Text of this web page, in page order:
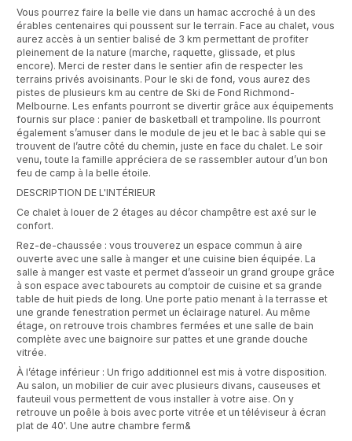
Vous pourrez faire la belle vie dans un hamac accroché à un des
érables centenaires qui poussent sur le terrain. Face au chalet, vous
aurez accès à un sentier balisé de 3 km permettant de profiter
pleinement de la nature (marche, raquette, glissade, et plus
encore). Merci de rester dans le sentier afin de respecter les
terrains privés avoisinants. Pour le ski de fond, vous aurez des
pistes de plusieurs km au centre de Ski de Fond Richmond-
Melbourne. Les enfants pourront se divertir grâce aux équipements
fournis sur place : panier de basketball et trampoline. Ils pourront
également s’amuser dans le module de jeu et le bac à sable qui se
trouvent de l’autre côté du chemin, juste en face du chalet. Le soir
venu, toute la famille appréciera de se rassembler autour d’un bon
feu de camp à la belle étoile.
DESCRIPTION DE L'INTÉRIEUR
Ce chalet à louer de 2 étages au décor champêtre est axé sur le
confort.
Rez-de-chaussée : vous trouverez un espace commun à aire
ouverte avec une salle à manger et une cuisine bien équipée. La
salle à manger est vaste et permet d’asseoir un grand groupe grâce
à son espace avec tabourets au comptoir de cuisine et sa grande
table de huit pieds de long. Une porte patio menant à la terrasse et
une grande fenestration permet un éclairage naturel. Au même
étage, on retrouve trois chambres fermées et une salle de bain
complète avec une baignoire sur pattes et une grande douche
vitrée.
À l’étage inférieur : Un frigo additionnel est mis à votre disposition.
Au salon, un mobilier de cuir avec plusieurs divans, causeuses et
fauteuil vous permettent de vous installer à votre aise. On y
retrouve un poêle à bois avec porte vitrée et un téléviseur à écran
plat de 40'. Une autre chambre ferm&